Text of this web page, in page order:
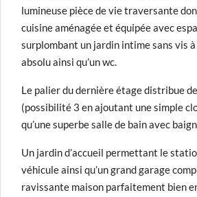
lumineuse pièce de vie traversante
cuisine aménagée et équipée avec
surplombant un jardin intime sans vis
absolu ainsi qu’un wc.
Le palier du dernière étage distribue
(possibilité 3 en ajoutant une simple
qu’une superbe salle de bain avec
Un jardin d’accueil permettant le
véhicule ainsi qu’un grand garage
ravissante maison parfaitement bien